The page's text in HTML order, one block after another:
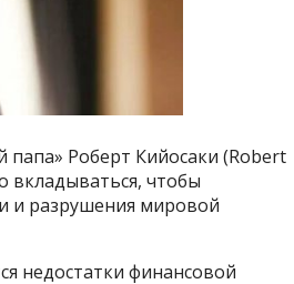
папа» Роберт Кийосаки (Robert
вкладываться, чтобы
и разрушения мировой
недостатки финансовой